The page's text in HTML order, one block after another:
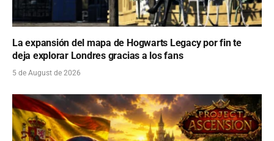
La expansión del mapa de Hogwarts Legacy por fin te
deja explorar Londres gracias a los fans
5 de August de 2026